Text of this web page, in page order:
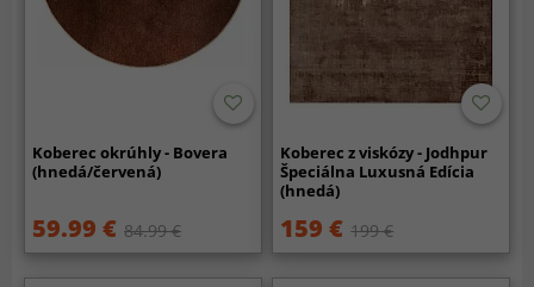
Koberec okrúhly - Bovera
(hnedá/červená)
59.99 € 84.99 €
Koberec z viskózy - Jodhpur
Špeciálna Luxusná Edícia
(hnedá)
159 € 199 €